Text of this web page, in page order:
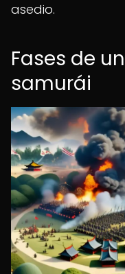
asedio.
Fases de
samurái